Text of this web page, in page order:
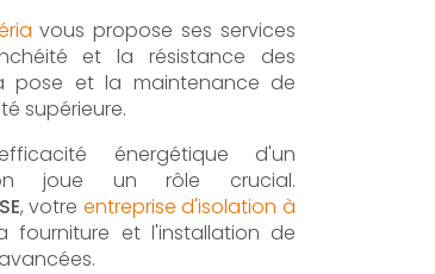
vous propose ses services
et la résistance des
pose et la maintenance de
supérieure.
énergétique d'un
joue un rôle crucial.
, votre entreprise d'isolation à
fourniture et l'installation de